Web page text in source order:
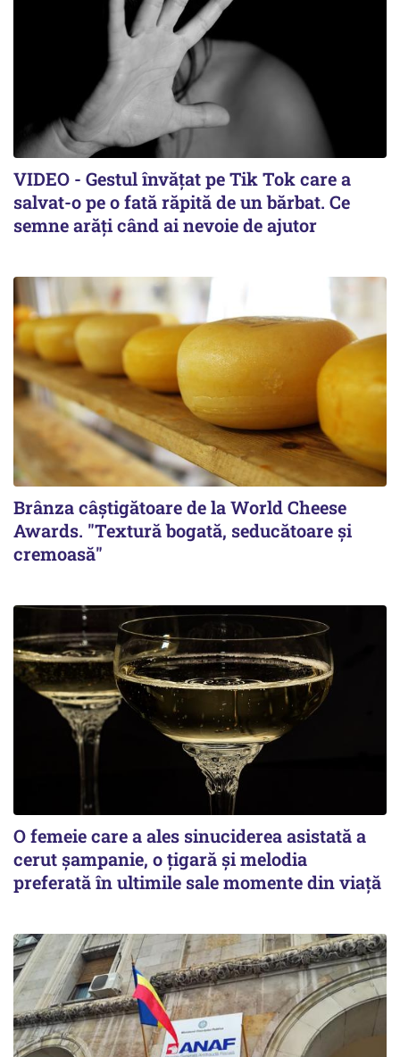
VIDEO - Gestul învățat pe Tik Tok care a
salvat-o pe o fată răpită de un bărbat. Ce
semne arăți când ai nevoie de ajutor
Brânza câștigătoare de la World Cheese
Awards. "Textură bogată, seducătoare și
cremoasă"
O femeie care a ales sinuciderea asistată a
cerut șampanie, o țigară și melodia
preferată în ultimile sale momente din viață